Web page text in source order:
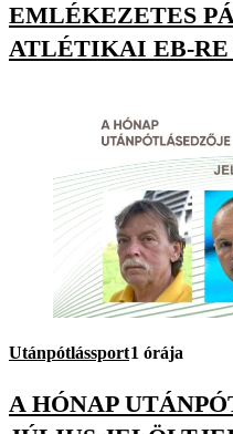
EMLÉKEZETES
ATLÉTIKAI EB-
Utánpótlássport1 órája
A HÓNAP